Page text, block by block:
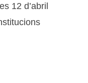
12 d’abril